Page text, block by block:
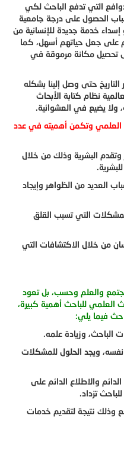
التي تدفع الباحث لكي
الحصول على درجة جامعية
إسداء خدمة جديدة للإنسانية من
على جعل حياتهم أسهل، كما
تحصيل مكانة مرموقة في
حتى وصل إلينا بشكله
نظام كتابة الأبحاث
ولا يضيع في العشوائية.
العلمي وتكمن أهميته في عدد
البشرية وذلك من خلال
العديد من الظواهر وإيجاد
التي تسبب القلق
من خلال الاكتشافات التي
والعلم وحسب، بل تعود
العلمي للباحث أهمية كبيرة،
فيما يلي:
الباحث، وزيادة علمه.
ويجد الحلول للمشكلات
والاطلاع الدائم على
تزداد.
وذلك نتيجة لتقديم خدمات